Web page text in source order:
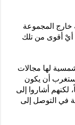
المجموعة
أيْ أقوى من تلك
لها مجالات
أن يكون
لكنهم أشاروا إلى
في التوصل إلى